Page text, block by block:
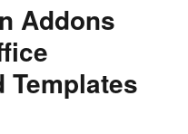
Addons
Templates